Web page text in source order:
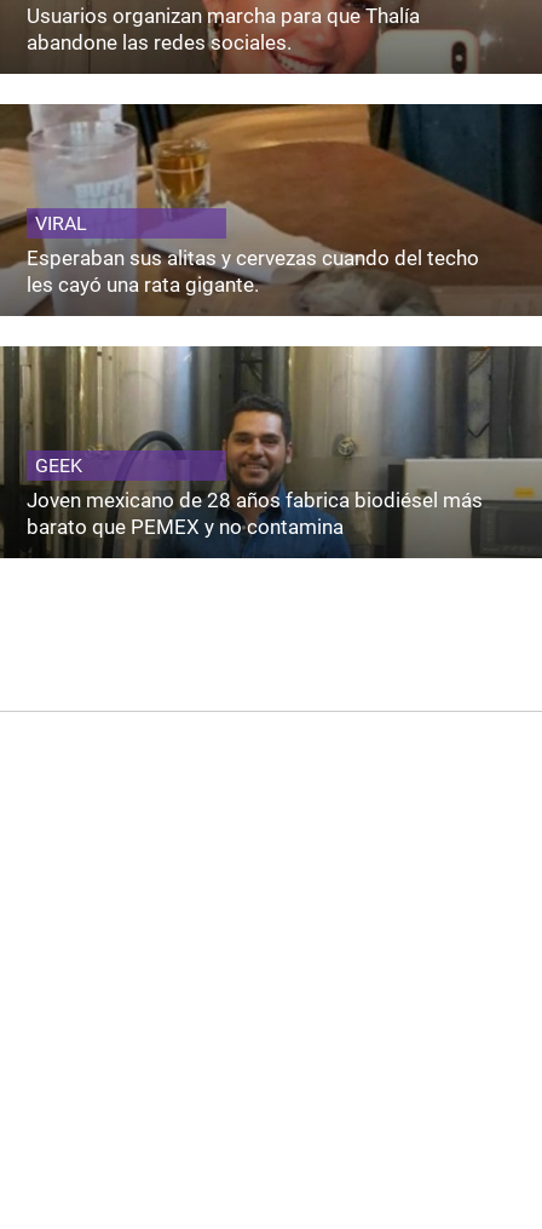
Usuarios organizan marcha para que Thalía
abandone las redes sociales.
VIRAL
Esperaban sus alitas y cervezas cuando del techo
les cayó una rata gigante.
GEEK
Joven mexicano de 28 años fabrica biodiésel más
barato que PEMEX y no contamina